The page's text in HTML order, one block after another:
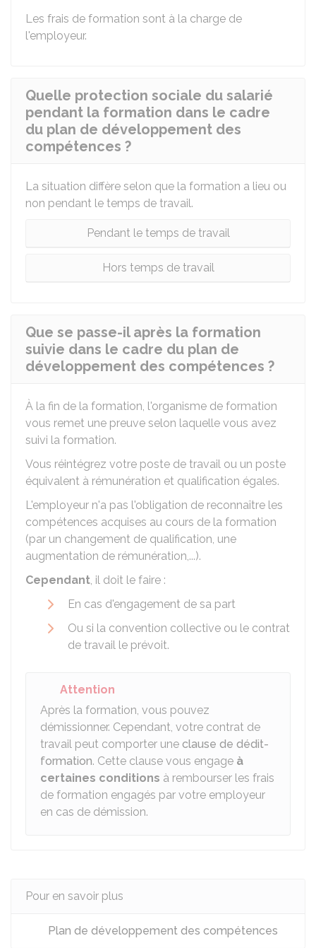
Les frais de formation sont à la charge de
l'employeur.
Quelle protection sociale du salarié
pendant la formation dans le cadre
du plan de développement des
compétences ?
La situation diffère selon que la formation a lieu ou
non pendant le temps de travail.
Pendant le temps de travail
Hors temps de travail
Que se passe-il après la formation
suivie dans le cadre du plan de
développement des compétences ?
À la fin de la formation, l'organisme de formation
vous remet une preuve selon laquelle vous avez
suivi la formation.
Vous réintégrez votre poste de travail ou un poste
équivalent à rémunération et qualification égales.
L'employeur n'a pas l'obligation de reconnaître les
compétences acquises au cours de la formation
(par un changement de qualification, une
augmentation de rémunération,...).
Cependant, il doit le faire :
En cas d'engagement de sa part
Ou si la convention collective ou le contrat
de travail le prévoit.
Attention
Après la formation, vous pouvez
démissionner. Cependant, votre contrat de
travail peut comporter une clause de dédit-
formation. Cette clause vous engage à
certaines conditions à rembourser les frais
de formation engagés par votre employeur
en cas de démission.
Pour en savoir plus
Plan de développement des compétences